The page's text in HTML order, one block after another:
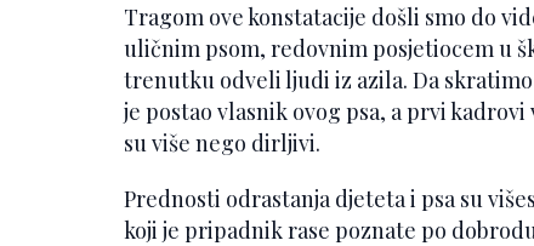
Tragom ove konstatacije došli smo do
uličnim psom, redovnim posjetiocem u
trenutku odveli ljudi iz azila. Da
je postao vlasnik ovog psa, a prvi
su više nego dirljivi.
Prednosti odrastanja djeteta i psa su
koji je pripadnik rase poznate po